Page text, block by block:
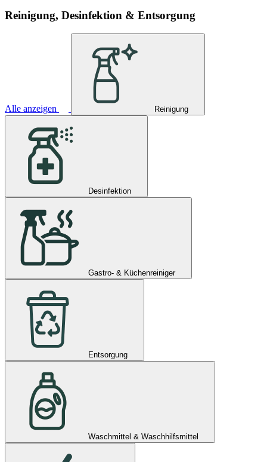
Reinigung, Desinfektion & Entsorgung
Alle anzeigen Reinigung
Desinfektion
Gastro- & Küchenreiniger
Entsorgung
Waschmittel & Waschhilfsmittel